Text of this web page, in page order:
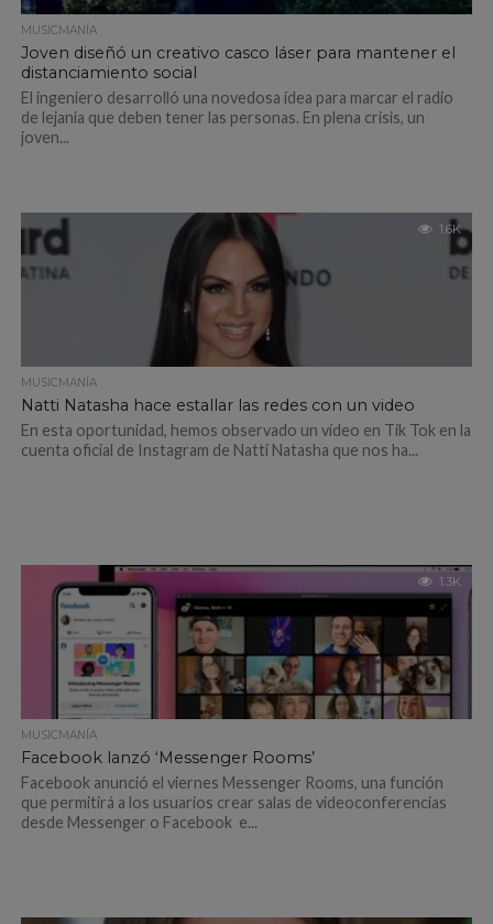
MUSICMANÍA
Joven diseñó un creativo casco láser para mantener el
distanciamiento social
El ingeniero desarrolló una novedosa idea para marcar el radio
de lejanía que deben tener las personas. En plena crisis, un
joven...
1.6K
MUSICMANÍA
Natti Natasha hace estallar las redes con un video
En esta oportunidad, hemos observado un vídeo en Tik Tok en la
cuenta oficial de Instagram de Natti Natasha que nos ha...
1.3K
MUSICMANÍA
Facebook lanzó ‘Messenger Rooms’
Facebook anunció el viernes Messenger Rooms, una función
que permitirá a los usuarios crear salas de videoconferencias
desde Messenger o Facebook e...